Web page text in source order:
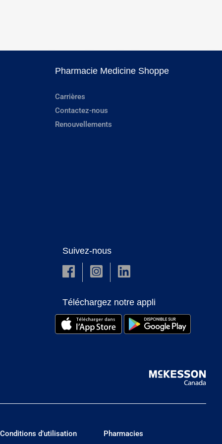
Pharmacie Medicine Shoppe
Carrières
Contactez-nous
Renouvellements
Suivez-nous
Téléchargez notre appli
Conditions d’utilisation Pharmacies